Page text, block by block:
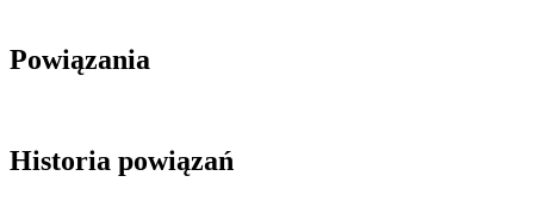
Powiązania
Historia powiązań